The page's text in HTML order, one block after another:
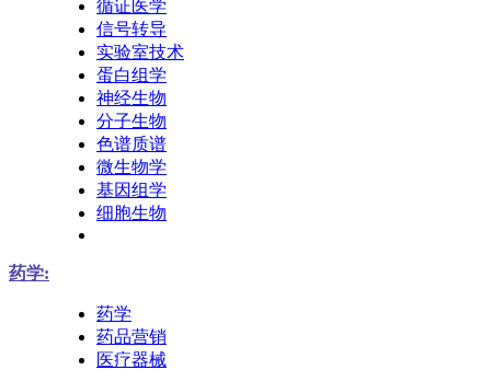
循证医学
信号转导
实验室技术
蛋白组学
神经生物
分子生物
色谱质谱
微生物学
基因组学
细胞生物
药学:
药学
药品营销
医疗器械